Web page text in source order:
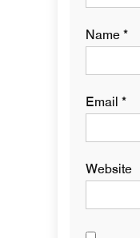
Name*
Email *
Website